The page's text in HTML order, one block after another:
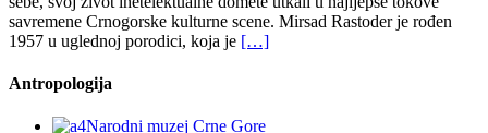
savremene Crnogorske kulturne scene. Mirsad Rastoder je rođen
1957 u uglednoj porodici, koja je […]
Antropologija